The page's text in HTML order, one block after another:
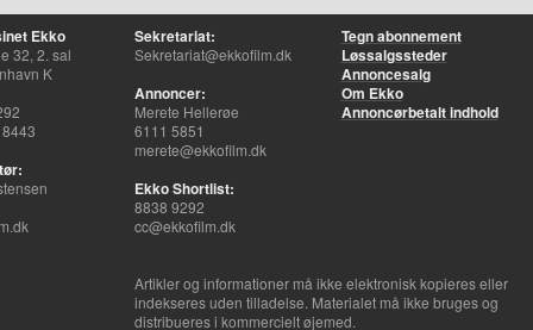
Ekko
32, 2. sal
K
Sekretariat:
Sekretariat@ekkofilm.dk
Annoncer:
Merete Hellerøe
6111 5851
merete@ekkofilm.dk
Ekko Shortlist:
8838 9292
cc@ekkofilm.dk
Tegn abonnement
Løssalgssteder
Annoncesalg
Om Ekko
Annoncørbetalt indhold
Artikler og informationer må ikke elektronisk kopieres eller
indekseres uden tilladelse. Materialet må ikke bruges og
distribueres i kommercielt øjemed.